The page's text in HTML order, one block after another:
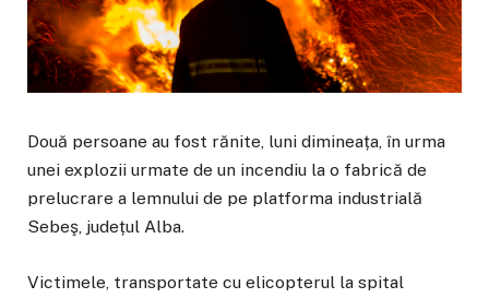
Două persoane au fost rănite, luni dimineața, în urma
unei explozii urmate de un incendiu la o fabrică de
prelucrare a lemnului de pe platforma industrială
Sebeş, județul Alba.
Victimele, transportate cu elicopterul la spital